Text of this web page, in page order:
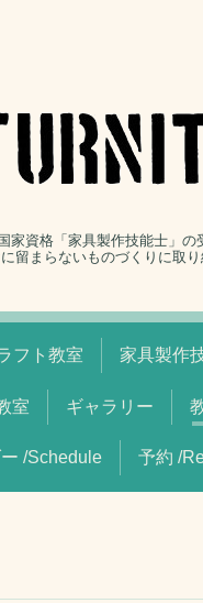
資格「家具製作技能士」
留まらないものづくりに取
フト教室 家具製作
室 ギャラリー
/Schedule 予約 /